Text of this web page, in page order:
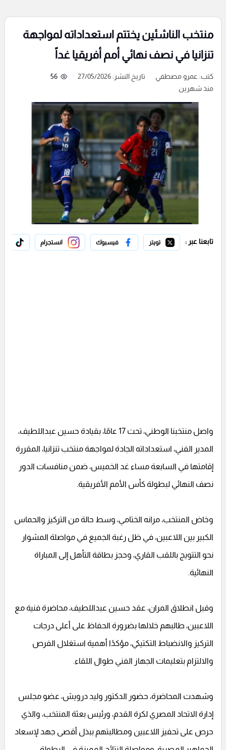
منتخب الناشئين يختتم استعداداته لمواجهة
تنزانيا في نصف نهائي أمم أفريقيا غداً
كتب: عمرو مصطفي تاريخ النشر: 27/05/2026
56
منذ شهرين
تابعنا عبر : تويتر فيسبوك انستجرام
واصل منتخبنا الوطني، تحت 17 عامًا، بقيادة حسين عبداللطيف،
المدير الفني، استعداداته الجادة لمواجهة منتخب تنزانيا، المقررة
إقامتها في السابعة مساء غد الخميس، ضمن منافسات الدور
نصف النهائي لبطولة كأس الأمم الأفريقية.
وخاض المنتخب، مرانه الختامي، وسط حالة من التركيز والحماس
الكبير بين اللاعبين، في ظل رغبة الجميع في مواصلة المشوار
نحو التتويج باللقب القاري، وحجز بطاقة التأهل إلى المباراة
النهائية.
وقبل انطلاق المران، عقد حسين عبداللطيف، محاضرة فنية مع
اللاعبين، طالبهم خلالها بضرورة الحفاظ على أعلى درجات
التركيز والانضباط التكتيكي، مؤكدًا أهمية استغلال الفرص
والالتزام بتعليمات الجهاز الفني طوال اللقاء.
وشهدت المحاضرة، حضور الدكتور وليد درويش، عضو مجلس
إدارة الاتحاد المصري لكرة القدم، ورئيس بعثة المنتخب، والذي
حرص على تحفيز اللاعبين ومطالبتهم ببذل أقصى جهد لإسعاد